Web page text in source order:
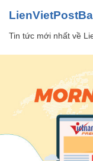
Tin tức mới nhất về